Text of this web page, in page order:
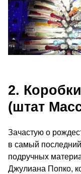
2.
(штат
Зачастую о
в самый
подручных
Джулиана Попко,